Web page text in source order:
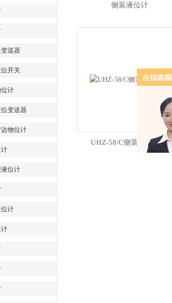
送器
开关
计
变送器
物位计
位计
计
侧装液位计
UHZ-58/C侧装式液位计